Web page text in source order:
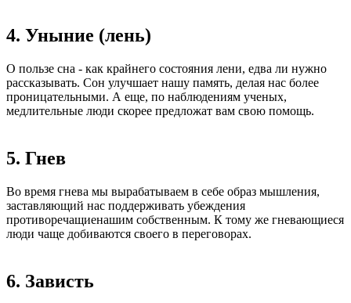
4. Уныние (лень)
О пользе сна - как крайнего состояния лени, едва ли нужно
рассказывать. Сон улучшает нашу память, делая нас более
проницательными. А еще, по наблюдениям ученых,
медлительные люди скорее предложат вам свою помощь.
5. Гнев
Во время гнева мы вырабатываем в себе образ мышления,
заставляющий нас поддерживать убеждения
противоречащиенашим собственным. К тому же гневающиеся
люди чаще добиваются своего в переговорах.
6. Зависть